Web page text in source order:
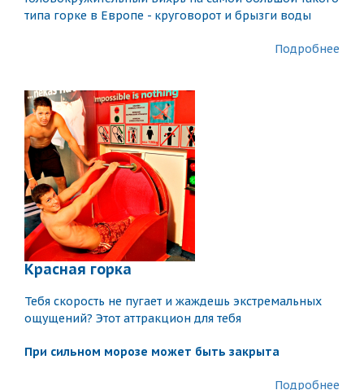
типа горке в Европе - круговорот и брызги воды
Подробнее
Красная горка
Тебя скорость не пугает и жаждешь экстремальных
ощущений? Этот аттракцион для тебя
При сильном морозе может быть закрыта
Подробнее